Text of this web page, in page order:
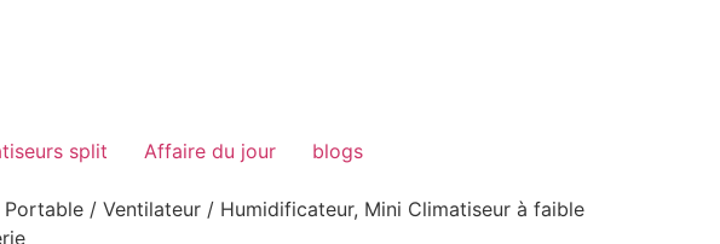
split Affaire du jour blogs
/ Ventilateur / Humidificateur, Mini Climatiseur à faible